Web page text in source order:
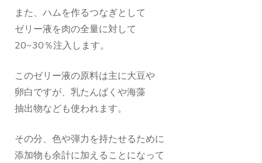
また、ハムを作るつなぎとして
ゼリー液を肉の全量に対して
20~30％注入します。
このゼリー液の原料は主に大豆や
卵白ですが、乳たんぱくや海藻
抽出物なども使われます。
その分、色や弾力を持たせるために
添加物も余計に加えることになって